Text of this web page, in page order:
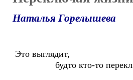
Наталья Горелышева
Это выглядит,
будто кто-то